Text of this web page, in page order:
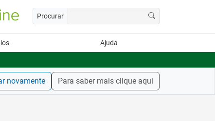
Procurar
Ajuda
novamente Para saber mais clique aqui